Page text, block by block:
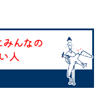
んなの
人